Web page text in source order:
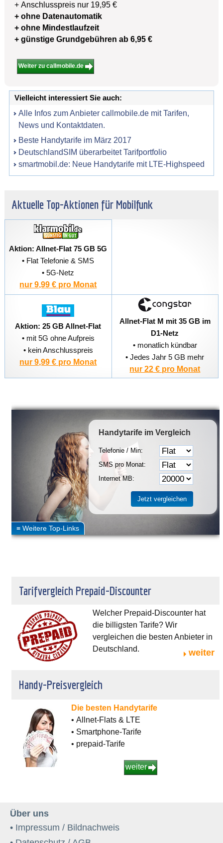
+ Anschlusspreis nur 19,95 €
+ ohne Datenautomatik
+ ohne Mindestlaufzeit
+ günstige Grundgebühren ab 6,95 €
Weiter zu callmobile.de
Vielleicht interessiert Sie auch:
Alle Infos zum Anbieter callmobile.de mit Tarifen,
News und Kontaktdaten.
Beste Handytarife im März 2017
DeutschlandSIM überarbeitet Tarifportfolio
smartmobil.de: Neue Handytarife mit LTE-Highspeed
Aktuelle Top-Aktionen für Mobilfunk
Aktion: Allnet-Flat 75 GB 5G
• Flat Telefonie & SMS
• 5G-Netz
nur 9,99 € pro Monat
Aktion: 25 GB Allnet-Flat
• mit 5G ohne Aufpreis
• kein Anschlusspreis
nur 9,99 € pro Monat
Allnet-Flat M mit 35 GB im
D1-Netz
• monatlich kündbar
• Jedes Jahr 5 GB mehr
nur 22 € pro Monat
Handytarife im Vergleich
Telefonie / Min:
SMS pro Monat:
Internet MB:
Tarifvergleich Prepaid-Discounter
Welcher Prepaid-Discounter hat
die billigsten Tarife? Wir
vergleichen die besten Anbieter in
Deutschland.
weiter
Handy-Preisvergleich
Die besten Handytarife
• Allnet-Flats & LTE
• Smartphone-Tarife
• prepaid-Tarife
weiter
Über uns
• Impressum / Bildnachweis